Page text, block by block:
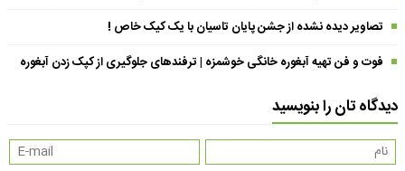
تصاویر دیده نشده از جشن پایان تاسیان با یک کیک خاص !
فوت و فن تهیه آبغوره خانگی خوشمزه | ترفندهای جلوگیری از کپک زدن آبغوره
دیدگاه تان را بنویسید